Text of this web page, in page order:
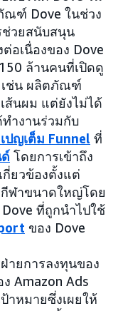
ฑ์ Dove ในช่วง
ช่วยสนับสนุน
อเนื่องของ Dove
ล้านคนที่เปิดดู
เช่น ผลิตภัณฑ์
นผม แต่ยังไม่ได้
ำงานร่วมกับ
ปญเต็ม Funnel ที่
โดยการเข้าถึง
ยวข้องตั้งแต่
ฬาขนาดใหญ่โดย
ที่ถูกนำไปใช้
ของ Dove
ายการลงทุนของ
Amazon Ads
าหมายซึ่งเผยให้